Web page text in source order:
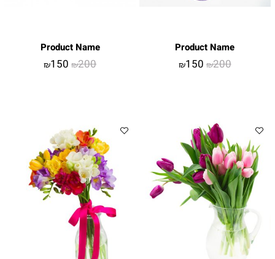
Product Name
₪200
₪150
Product Name
₪200
₪150